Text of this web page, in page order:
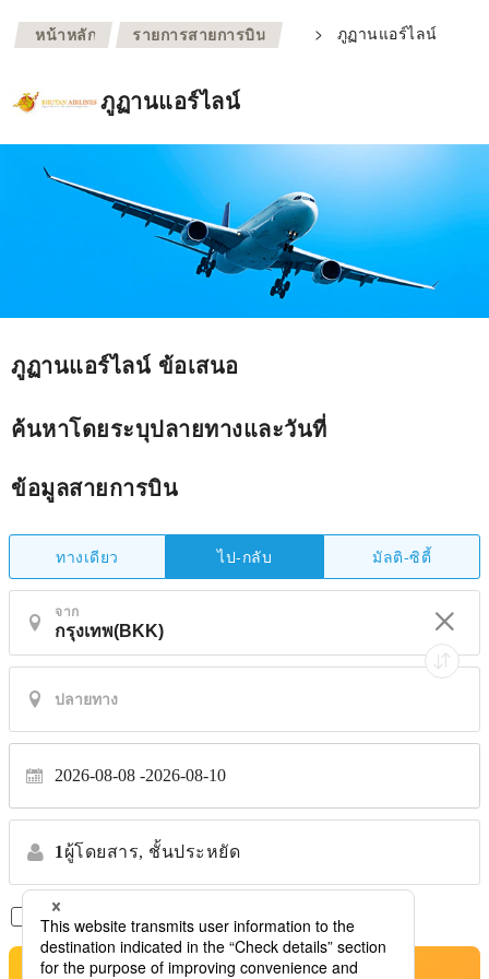
หน้าหลัก >
รายการสายการบิน > ภูฏานแอร์ไลน์
ภูฏานแอร์ไลน์
ภูฏานแอร์ไลน์ ข้อเสนอ
ค้นหาโดยระบุปลายทางและวันที่
ข้อมูลสายการบิน
ทางเดียว ไป-กลับ มัลติ-ซิตี้
จาก
2026-08-08 2026-08-10
1 ผู้โดยสาร, ชั้นประหยัด
เที่ยวบินตรงเท่านั้น *ไม่รับการโอนย้าย
ค้นหาตั๋วเครื่องบินที่ดีที่สุด